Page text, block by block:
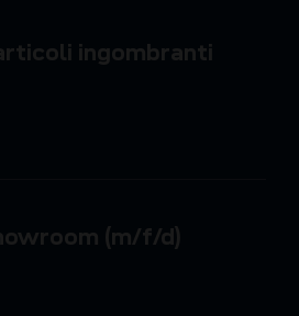
ingombranti
(m/f/d)